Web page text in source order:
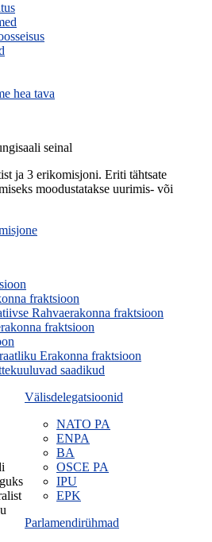
hea tava
ja 3 erikomisjoni. Eriti tähtsate
moodustatakse uurimis- või
fraktsioon
Rahvaerakonna fraktsioon
fraktsioon
Erakonna fraktsioon
saadikud
Välisdelegatsioonid
NATO PA
ENPA
BA
OSCE PA
IPU
EPK
Parlamendirühmad